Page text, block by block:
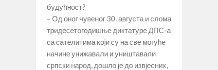
будућност?
– Од оног чувеног 30. августа и слома
тридесетогодишње диктатуре ДПС-а
са сателитима који су на све могуће
начине унижавали и уништавали
српски народ, дошло је до извјесних,